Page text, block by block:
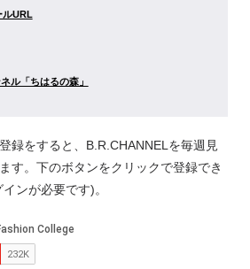
ルURL
ル「ちはるの森」
録をすると、B.R.CHANNELを毎週見
す。下のボタンをクリックで登録でき
ンが必要です)。